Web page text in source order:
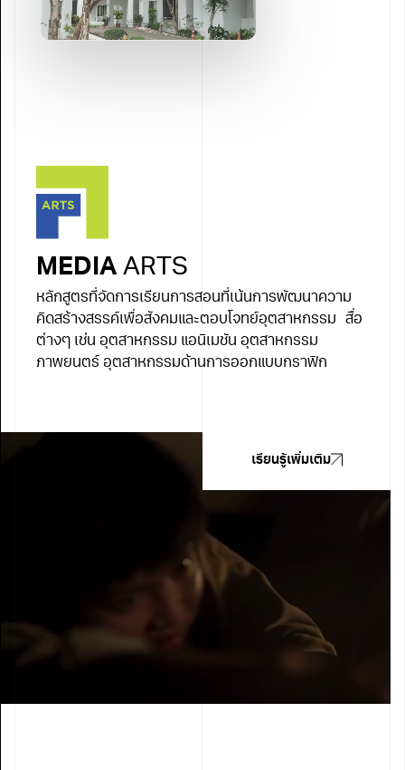
MEDIA ARTS
หลักสูตรที่จัดการเรียนการสอนที่เน้นการพัฒนาความ
คิดสร้างสรรค์เพื่อสังคมและตอบโจทย์อุตสาหกรรม สื่อ
ต่างๆ เช่น อุตสาหกรรม แอนิเมชัน อุตสาหกรรม
ภาพยนตร์ อุตสาหกรรมด้านการออกแบบกราฟิก
เรียนรู้เพิ่มเติม